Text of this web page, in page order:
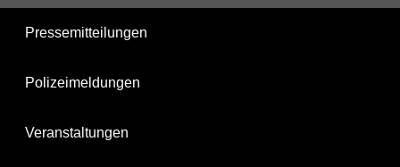
Pressemitteilungen
Polizeimeldungen
Veranstaltungen